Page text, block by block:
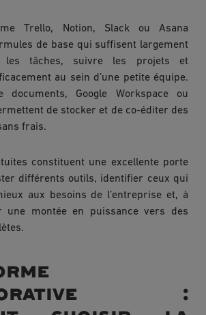
Trello, Notion, Slack ou Asana
de base qui suffisent largement
les tâches, suivre les projets et
au sein d’une petite équipe.
documents, Google Workspace ou
de stocker et de co-éditer des
frais.
constituent une excellente porte
différents outils, identifier ceux qui
aux besoins de l’entreprise et, à
une montée en puissance vers des
: